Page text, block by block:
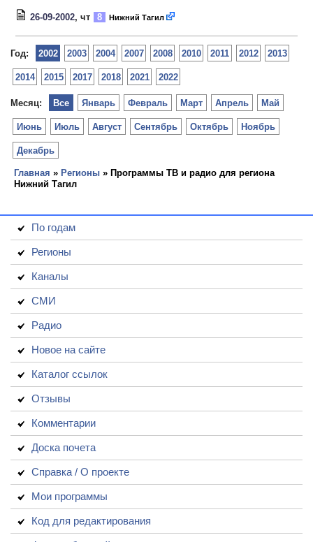
26-09-2002, чт 8 Нижний Тагил
Год: 2002 2003 2004 2007 2008 2010 2011 2012 2013
2014 2015 2017 2018 2021 2022
Месяц: Январь Февраль Март Апрель Май
Июнь Июль Август Сентябрь Октябрь Ноябрь
Декабрь
Все
Главная » Регионы » Программы ТВ и радио для региона
Нижний Тагил
По годам
Регионы
Каналы
СМИ
Радио
Новое на сайте
Каталог ссылок
Отзывы
Комментарии
Доска почета
Справка / О проекте
Мои программы
Код для редактирования